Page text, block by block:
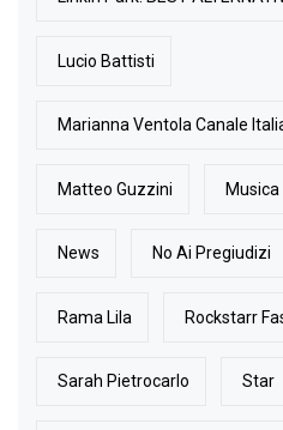
Lucio Battisti
Marianna Ventola Canale
Matteo Guzzini Musica
News No Ai Pregiudizi
Rama Lila Rockstarr
Sarah Pietrocarlo Star